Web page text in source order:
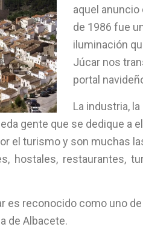
aquel anuncio
de 1986 fue
iluminación
Júcar nos
portal
La industria,
gente que se dedique a
el turismo y son muchas
hostales, restaurantes,
es reconocido como uno
de Albacete.